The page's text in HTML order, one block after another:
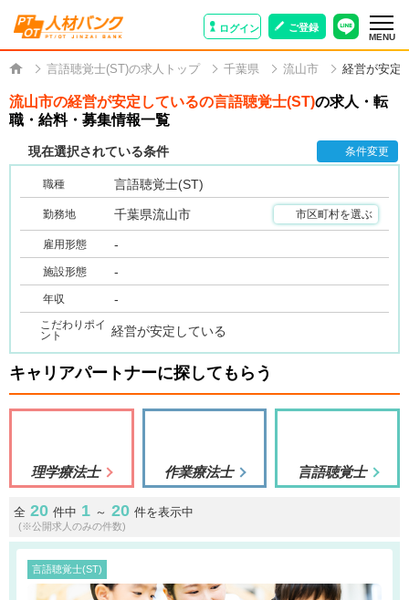
ログイン ご登録
MENU
言語聴覚士(ST)の求人トップ 千葉県 流山市 経営が安定
流山市の経営が安定しているの言語聴覚士(ST)の求人・転
職・給料・募集情報一覧
現在選択されている条件 条件変更
職種 言語聴覚士(ST)
勤務地 千葉県流山市 市区町村を選ぶ
雇用形態 -
施設形態 -
年収 -
こだわりポイ
ント
経営が安定している
キャリアパートナーに探してもらう
理学療法士 作業療法士 言語聴覚士
全 20 件中 1 ～ 20 件を表示中
(※公開求人のみの件数)
言語聴覚士(ST)